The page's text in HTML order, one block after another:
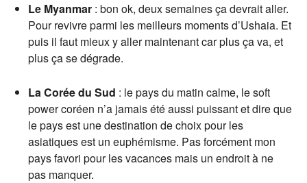
Le Myanmar : bon ok, deux semaines ça devrait aller.
Pour revivre parmi les meilleurs moments d’Ushaia. Et
puis il faut mieux y aller maintenant car plus ça va, et
plus ça se dégrade.
La Corée du Sud : le pays du matin calme, le soft
power coréen n’a jamais été aussi puissant et dire que
le pays est une destination de choix pour les
asiatiques est un euphémisme. Pas forcément mon
pays favori pour les vacances mais un endroit à ne
pas manquer.